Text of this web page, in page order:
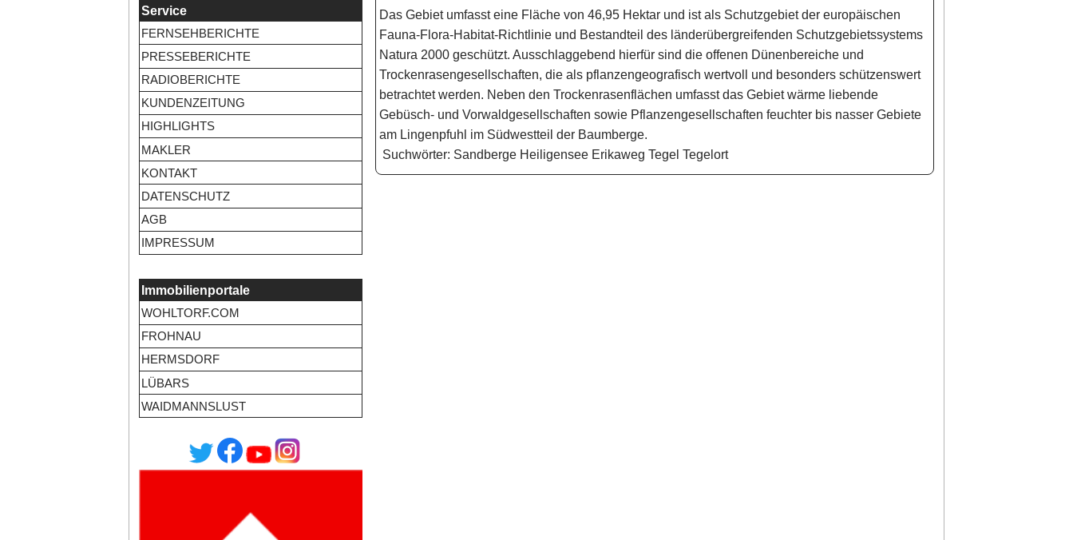
Service
FERNSEHBERICHTE
PRESSEBERICHTE
RADIOBERICHTE
KUNDENZEITUNG
HIGHLIGHTS
MAKLER
KONTAKT
DATENSCHUTZ
AGB
IMPRESSUM
Immobilienportale
WOHLTORF.COM
FROHNAU
HERMSDORF
LÜBARS
WAIDMANNSLUST
Das Gebiet umfasst eine Fläche von 46,95 Hektar und ist als Schutzgebiet der europäischen
Fauna-Flora-Habitat-Richtlinie und Bestandteil des länderübergreifenden Schutzgebietssystems
Natura 2000 geschützt. Ausschlaggebend hierfür sind die offenen Dünenbereiche und
Trockenrasengesellschaften, die als pflanzengeografisch wertvoll und besonders schützenswert
betrachtet werden. Neben den Trockenrasenflächen umfasst das Gebiet wärme liebende
Gebüsch- und Vorwaldgesellschaften sowie Pflanzengesellschaften feuchter bis nasser Gebiete
am Lingenpfuhl im Südwestteil der Baumberge.
Suchwörter: Sandberge Heiligensee Erikaweg Tegel Tegelort